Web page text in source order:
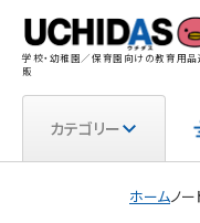
学校・幼稚園／保育園向けの教育用品
販
カテゴリー
ホームノ